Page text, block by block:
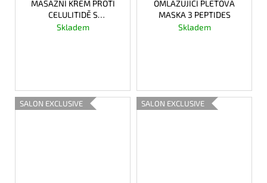
MASÁŽNÍ KRÉM PROTI
CELULITIDĚ S
DRENÁŽNÍM ÚČINKEM
Skladem
OMLAZUJÍCÍ PLEŤOVÁ
MASKA 3 PEPTIDES
Skladem
SALON EXCLUSIVE SALON EXCLUSIVE